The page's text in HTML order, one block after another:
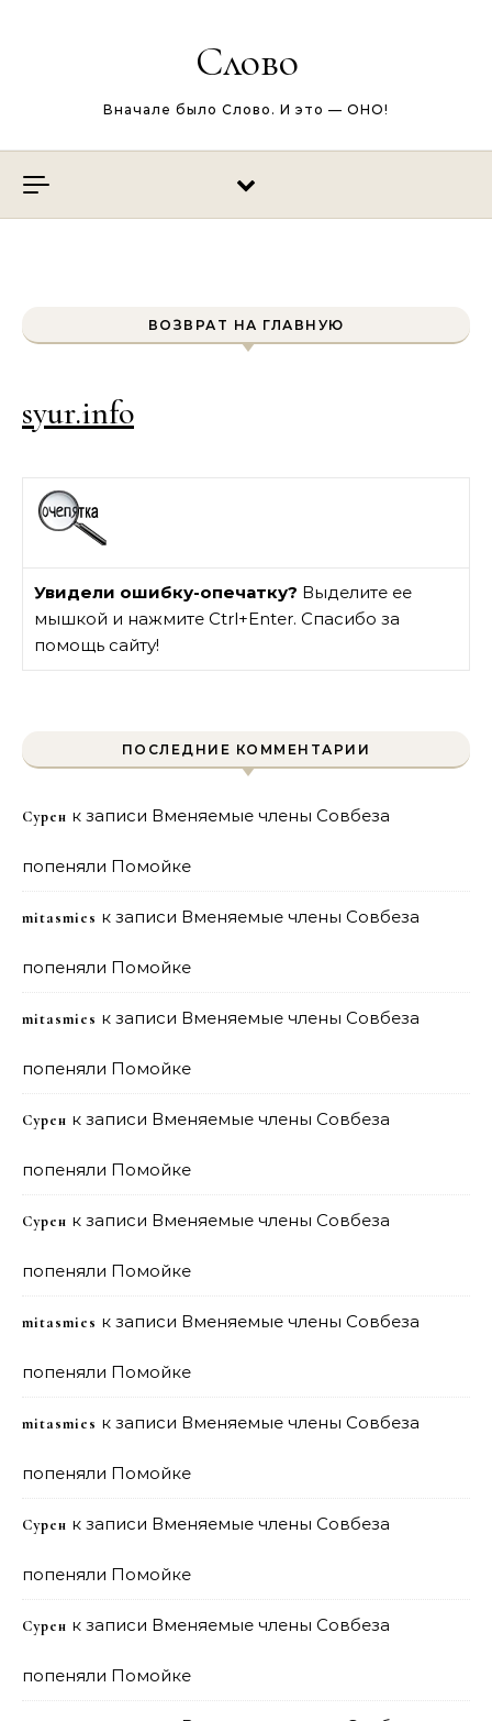
Слово
Вначале было Слово. И это — ОНО!
ВОЗВРАТ НА ГЛАВНУЮ
syur.info
Увидели ошибку-опечатку? Выделите ее
мышкой и нажмите Ctrl+Enter. Спасибо за
помощь сайту!
ПОСЛЕДНИЕ КОММЕНТАРИИ
Сурен к записи Вменяемые члены Совбеза
попеняли Помойке
mitasmies к записи Вменяемые члены Совбеза
попеняли Помойке
mitasmies к записи Вменяемые члены Совбеза
попеняли Помойке
Сурен к записи Вменяемые члены Совбеза
попеняли Помойке
Сурен к записи Вменяемые члены Совбеза
попеняли Помойке
mitasmies к записи Вменяемые члены Совбеза
попеняли Помойке
mitasmies к записи Вменяемые члены Совбеза
попеняли Помойке
Сурен к записи Вменяемые члены Совбеза
попеняли Помойке
Сурен к записи Вменяемые члены Совбеза
попеняли Помойке